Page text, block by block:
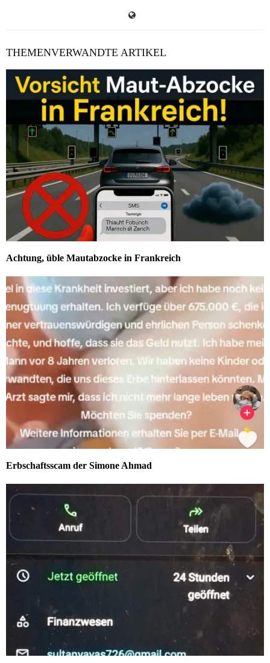
THEMENVERWANDTE ARTIKEL
Achtung, üble Mautabzocke in Frankreich
Erbschaftsscam der Simone Ahmad